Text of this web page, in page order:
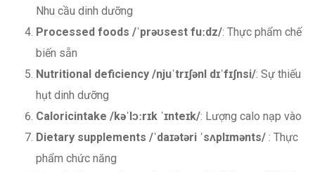
Nhu cầu dinh dưỡng
Processed foods /ˈprəʊsest fuːdz/: Thực phẩm chế
biến sẵn
Nutritional deficiency /njuˈtrɪʃənl dɪˈfɪʃnsi/: Sự thiếu
hụt dinh dưỡng
Caloricintake /kəˈlɔːrɪk ˈɪnteɪk/: Lượng calo nạp vào
Dietary supplements /ˈdaɪətəri ˈsʌplɪmənts/ : Thực
phẩm chức năng